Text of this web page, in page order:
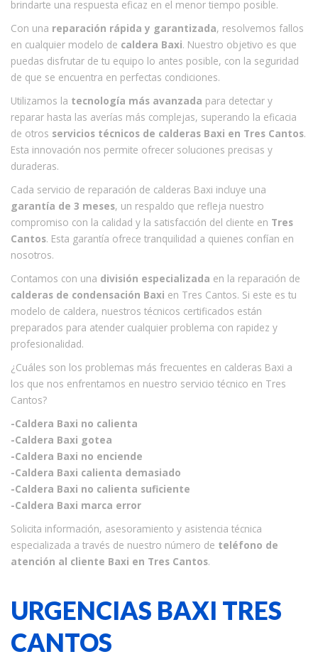
brindarte una respuesta eficaz en el menor tiempo posible.
Con una reparación rápida y garantizada, resolvemos fallos
en cualquier modelo de caldera Baxi. Nuestro objetivo es que
puedas disfrutar de tu equipo lo antes posible, con la seguridad
de que se encuentra en perfectas condiciones.
Utilizamos la tecnología más avanzada para detectar y
reparar hasta las averías más complejas, superando la eficacia
de otros servicios técnicos de calderas Baxi en Tres Cantos.
Esta innovación nos permite ofrecer soluciones precisas y
duraderas.
Cada servicio de reparación de calderas Baxi incluye una
garantía de 3 meses, un respaldo que refleja nuestro
compromiso con la calidad y la satisfacción del cliente en Tres
Cantos. Esta garantía ofrece tranquilidad a quienes confían en
nosotros.
Contamos con una división especializada en la reparación de
calderas de condensación Baxi en Tres Cantos. Si este es tu
modelo de caldera, nuestros técnicos certificados están
preparados para atender cualquier problema con rapidez y
profesionalidad.
¿Cuáles son los problemas más frecuentes en calderas Baxi a
los que nos enfrentamos en nuestro servicio técnico en Tres
Cantos?
-Caldera Baxi no calienta
-Caldera Baxi gotea
-Caldera Baxi no enciende
-Caldera Baxi calienta demasiado
-Caldera Baxi no calienta suficiente
-Caldera Baxi marca error
Solicita información, asesoramiento y asistencia técnica
especializada a través de nuestro número de teléfono de
atención al cliente Baxi en Tres Cantos.
URGENCIAS BAXI TRES
CANTOS